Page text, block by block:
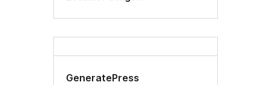
GeneratePress